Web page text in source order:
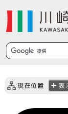
現在位置 表